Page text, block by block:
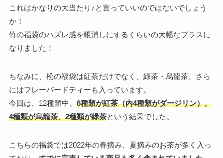
これはかなりの大当たり♪ と言っていいのではないでしょう
か！
竹の福袋のハズレ感を帳消しにするくらいの大幅なプラスに
なりました！
ちなみに、松の福袋は紅茶だけでなく、緑茶・烏龍茶、さら
にはフレーバードティーも入っています。
今回は、12種類中、 6種類が紅茶（内4種類がダージリン）、
4種類が烏龍茶、2種類が緑茶という結果でした。
こちらの福袋では2022年の春摘み、夏摘みのお茶が多く入っ